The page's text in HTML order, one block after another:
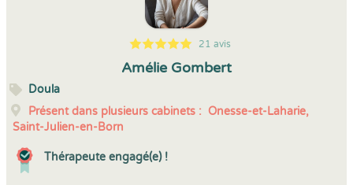
5
1
5
21 21 avis
Amélie Gombert
Doula
Présent dans plusieurs cabinets : Onesse-et-Laharie,
Saint-Julien-en-Born
Thérapeute engagé(e) !